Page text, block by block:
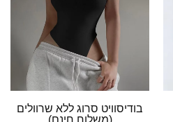
בודיסוויט סרוג ללא שרוולים
(משלוח חינם)